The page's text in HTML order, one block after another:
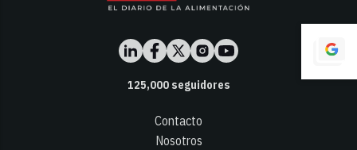
125,000seguidores
Contacto
Nosotros